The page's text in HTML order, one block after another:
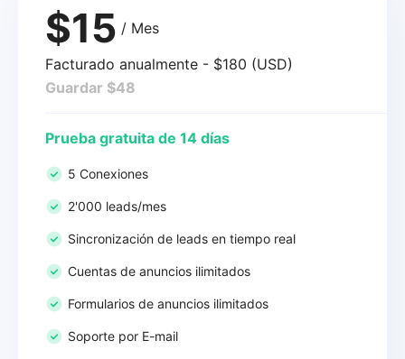
$15 / Mes
Facturado anualmente - $180 (USD)
Guardar $48
Prueba gratuita de 14 días
5 Conexiones
2'000 leads/mes
Sincronización de leads en tiempo real
Cuentas de anuncios ilimitados
Formularios de anuncios ilimitados
Soporte por E-mail